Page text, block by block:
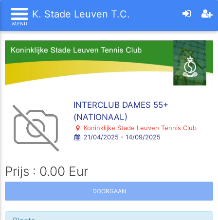
K. Stade Leuven T.C.
INTERCLUB DAMES 55+
(NATIONAAL)
Koninklijke Stade Leuven Tennis Club
21/04/2025 - 14/09/2025
Prijs : 0.00 Eur
DOORGAAN